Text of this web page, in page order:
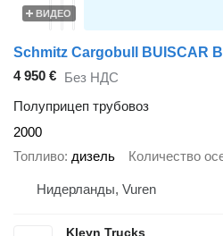
ВИДЕО
Schmitz Cargobull BUISCAR
4 950 € Без НДС
Полуприцеп трубовоз
2000
Топливо дизель Количество
Нидерланды, Vuren
Kleyn Trucks